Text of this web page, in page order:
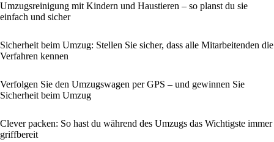
Umzugsreinigung mit Kindern und Haustieren – so planst du sie
einfach und sicher
Sicherheit beim Umzug: Stellen Sie sicher, dass alle Mitarbeitenden die
Verfahren kennen
Verfolgen Sie den Umzugswagen per GPS – und gewinnen Sie
Sicherheit beim Umzug
Clever packen: So hast du während des Umzugs das Wichtigste immer
griffbereit